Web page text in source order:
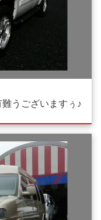
うございますぅ♪